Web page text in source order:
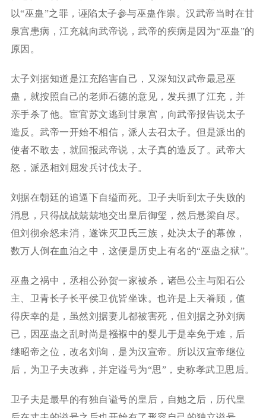
以“巫蛊”之罪，诬陷太子参与巫蛊作祟。汉武帝当时在甘
泉宫患病，江充就向武帝说，武帝的疾病是因为“巫蛊”的
原因。
太子刘据知道是江充陷害自己，又深知汉武帝最忌巫
蛊，就按照自己的老师石德的意见，发兵抓了江充，并
亲手杀了他。宦官苏文逃到甘泉宫，向武帝报告说太子
造反。武帝一开始不相信，派人去召太子。但是派出的
使者不敢去，就回报武帝说，太子真的造反了。武帝大
怒，派丞相刘屈发兵讨伐太子。
刘据在朝廷的追逼下自缢而死。卫子夫听到太子失败的
消息，只得战战兢兢地交出皇后御玺，然后悬梁自尽。
但刘彻余怒未消，遂诛灭卫氏三族，处决太子的幕僚，
数万人倒在血泊之中，这便是历史上有名的“巫蛊之狱”。
巫蛊之祸中，丞相公孙贺一家被杀，诸邑公主与阳石公
主、卫青长子长平侯卫伉皆坐诛。也许是上天眷顾，值
得庆幸的是，虽然刘据妻儿都被害死，但刘据之孙刘病
已，因巫蛊之乱时尚是襁褓中的婴儿于是幸免于难，后
继昭帝之位，改名刘询，是为汉宣帝。所以汉宣帝继位
后，为卫子夫改葬，并定谥号为“思”，史称孝武卫思后。
卫子夫是最早的有独自谥号的皇后，自她之后，历代皇